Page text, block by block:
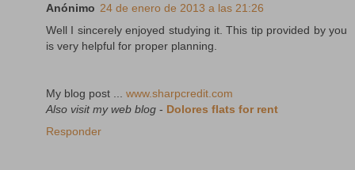
Anónimo 24 de enero de 2013 a las 21:26
Well I sincerely enjoyed studying it. This tip provided by you
is very helpful for proper planning.
My blog post ... www.sharpcredit.com
Also visit my web blog - Dolores flats for rent
Responder